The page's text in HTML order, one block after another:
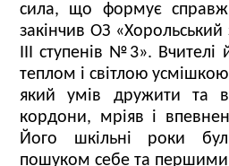
сила, що формує
закінчив ОЗ «Хорольський
ІІІ ступенів №3».
теплом і світлою
який умів дружити та
кордони, мріяв і
Його шкільні роки
пошуком себе та